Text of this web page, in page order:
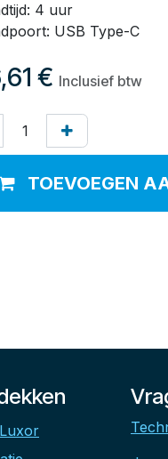
4 uur
USB Type-C
€ Inclusief btw
TOEVOEGEN